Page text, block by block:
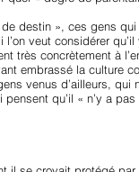
destin », ces gens
veut considérer
très concrètement à
embrassé la culture
venus d’ailleurs,
qu’il « n’y a